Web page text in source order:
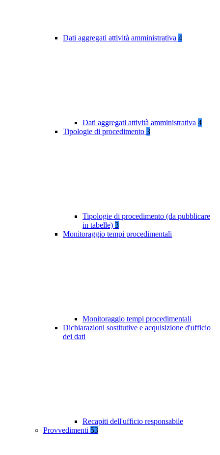
Dati aggregati attività amministrativa 4
Dati aggregati attività amministrativa 4
Tipologie di procedimento 3
Tipologie di procedimento (da pubblicare
in tabelle) 3
Monitoraggio tempi procedimentali
Monitoraggio tempi procedimentali
Dichiarazioni sostitutive e acquisizione d'ufficio
dei dati
Recapiti dell'ufficio responsabile
Provvedimenti 53